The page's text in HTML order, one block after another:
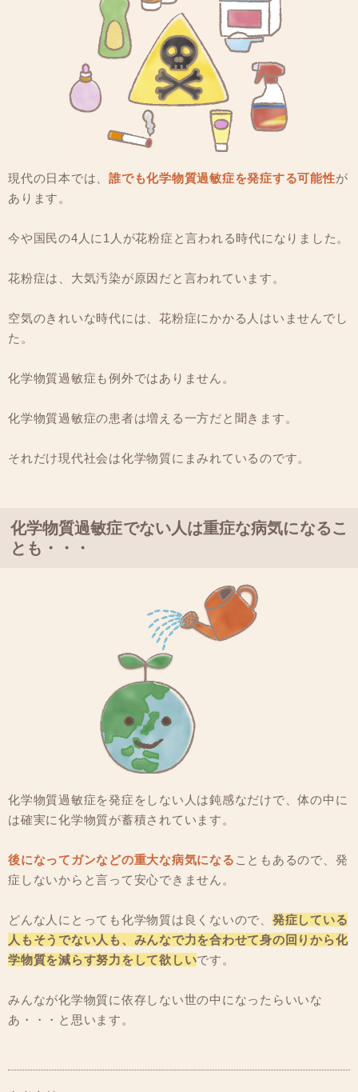
現代の日本では、 誰でも化学物質過敏症を発症する可能性が
あります。
今や国民の4人に1人が花粉症と言われる時代になりました。
花粉症は、大気汚染が原因だと言われています。
空気のきれいな時代には、花粉症にかかる人はいませんでし
た。
化学物質過敏症も例外ではありません。
化学物質過敏症の患者は増える一方だと聞きます。
それだけ現代社会は化学物質にまみれているのです。
化学物質過敏症でない人は重症な病気になるこ
とも・・・
化学物質過敏症を発症をしない人は鈍感なだけで、体の中に
は確実に化学物質が蓄積されています。
後になってガンなどの重大な病気になる こともあるので、発
症しないからと言って安心できません。
どんな人にとっても化学物質は良くないので、 発症している
人もそうでない人も、みんなで力を合わせて身の回りから化
学物質を減らす努力をして欲しいです。
みんなが化学物質に依存しない世の中になったらいいな
あ・・・と思います。